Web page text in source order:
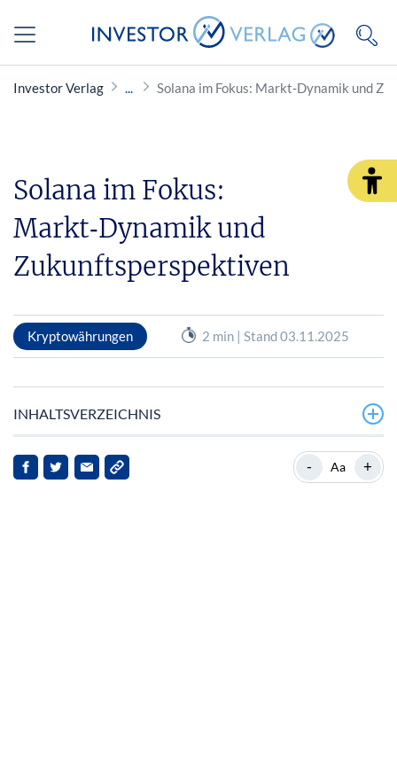
Investor Verlag Solana im Fokus: Markt‑Dynamik und
Solana im Fokus:
Markt‑Dynamik und
Zukunftsperspektiven
Kryptowährungen 2 min | Stand 03.11.2025
INHALTSVERZEICHNIS
Solanas aktuelle Marktposition
- Aa +